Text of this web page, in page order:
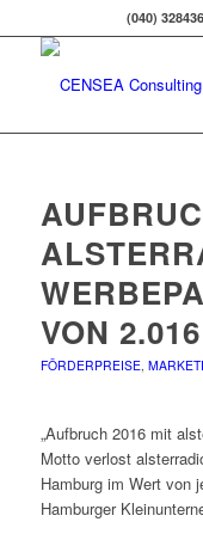
(040)
VON
FÖRDERPREISE,
„Aufbruch 2016 mit
Motto verlost
Hamburg im Wert von
Hamburger